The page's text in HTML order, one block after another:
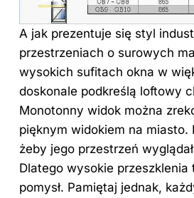
A jak prezentuje się styl
przestrzeniach o surowych
wysokich sufitach okna w
doskonale podkreślą loftowy
Monotonny widok można
pięknym widokiem na miasto.
żeby jego przestrzeń
Dlatego wysokie przeszklenia
pomysł. Pamiętaj jednak,